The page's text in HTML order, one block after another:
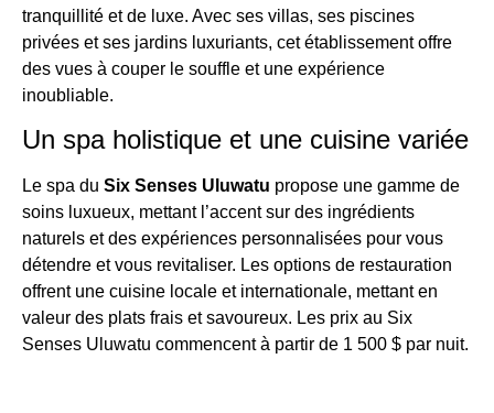
tranquillité et de luxe. Avec ses villas, ses piscines
privées et ses jardins luxuriants, cet établissement offre
des vues à couper le souffle et une expérience
inoubliable.
Un spa holistique et une cuisine variée
Le spa du Six Senses Uluwatu propose une gamme de
soins luxueux, mettant l’accent sur des ingrédients
naturels et des expériences personnalisées pour vous
détendre et vous revitaliser. Les options de restauration
offrent une cuisine locale et internationale, mettant en
valeur des plats frais et savoureux. Les prix au Six
Senses Uluwatu commencent à partir de 1 500 $ par nuit.